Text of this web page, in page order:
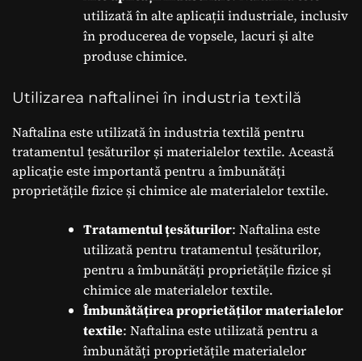
utilizată în alte aplicații industriale, inclusiv
în producerea de vopsele, lacuri și alte
produse chimice.
Utilizarea naftalinei în industria textilă
Naftalina este utilizată în industria textilă pentru
tratamentul țesăturilor și materialelor textile. Această
aplicație este importantă pentru a îmbunătăți
proprietățile fizice și chimice ale materialelor textile.
Tratamentul țesăturilor: Naftalina este
utilizată pentru tratamentul țesăturilor,
pentru a îmbunătăți proprietățile fizice și
chimice ale materialelor textile.
Îmbunătățirea proprietăților materialelor
textile: Naftalina este utilizată pentru a
îmbunătăți proprietățile materialelor